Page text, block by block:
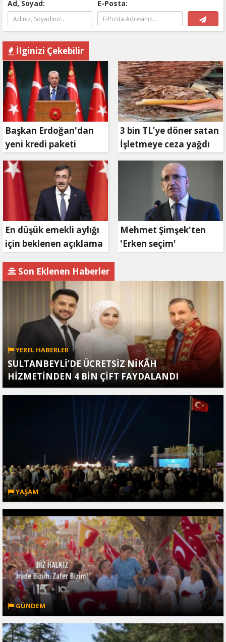
Ad, Soyad: E-Posta:
İlginizi Çekebilir
Başkan Erdoğan'dan
yeni kredi paketi
müjdesi: 6 ay geri
ödemesiz, 36 ay vadeli
3 bin TL’ye döner satan
İşletmeye ceza yağdı
En düşük emekli aylığı
için beklenen açıklama
Mehmet Şimşek'ten
'Erken seçim'
Son Eklenen Haberler
YEREL HABERLER
SULTANBEYLİ’DE ÜCRETSİZ NİKÂH
HİZMETİNDEN 4 BİN ÇİFT FAYDALANDI
YAŞAM
GÜNDEM